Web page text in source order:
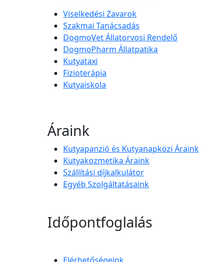
Viselkedési Zavarok
Szakmai Tanácsadás
DogmoVet Állatorvosi Rendelő
DogmoPharm Állatpatika
Kutyataxi
Fizioterápia
Kutyaiskola
Áraink
Kutyapanzió és Kutyanapközi Áraink
Kutyakozmetika Áraink
Szállítási díjkalkulátor
Egyéb Szolgáltatásaink
Időpontfoglalás